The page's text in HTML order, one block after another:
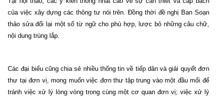
của việc xây dựng các thông tư nói trên. Đồng thời đề nghị Ban Soạn
thảo sửa đổi lại một số từ ngữ cho phù hợp, lược bỏ những câu chữ,
nội dung trùng lắp.
Các đại biểu cũng chia sẻ nhiều thống tin về tiếp dân và giải quyết đơn
thư tại đơn vị, mong muốn việc đơn thư tập trung vào một đầu mối để
tránh việc xử lý lòng vòng trong cùng một cơ quan đơn vị; việc xử lý